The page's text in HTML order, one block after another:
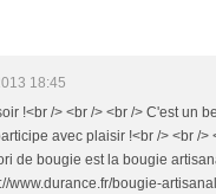
18:45
!<br /> <br /> <br /> C'est un
avec plaisir !<br /> <br />
de bougie est la bougie
www.durance.fr/bougie-